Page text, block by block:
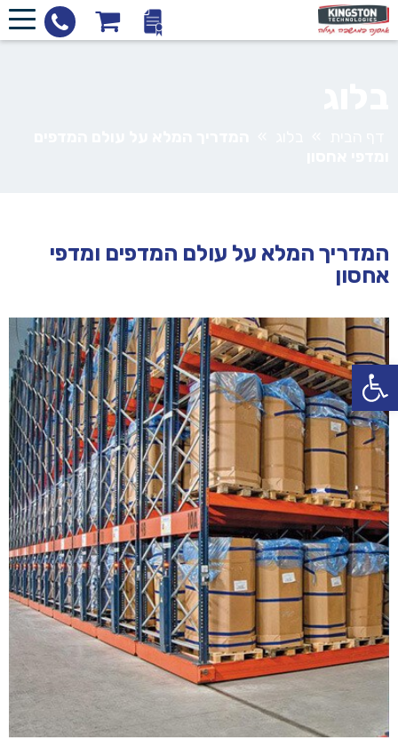
פתח סרגל נגישות
המדריך המלא על עולם המדפים ומדפי
אחסון